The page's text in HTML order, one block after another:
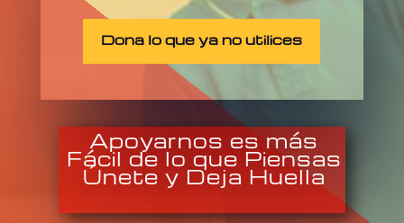
Dona lo que ya no utilices
Apoyarnos es más
Fácil de lo que Piensas
Únete y Deja Huella
Donación de Muñecos Usados» Dona Muñecos Viejos en Buen Estado» solicita la Recolección a